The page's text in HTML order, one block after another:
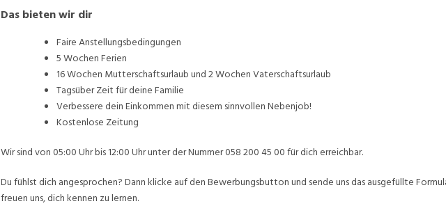
Das bieten wir dir
Faire Anstellungsbedingungen
5 Wochen Ferien
16 Wochen Mutterschaftsurlaub und 2 Wochen Vaterschaftsurlaub
Tagsüber Zeit für deine Familie
Verbessere dein Einkommen mit diesem sinnvollen Nebenjob!
Kostenlose Zeitung
Wir sind von 05:00 Uhr bis 12:00 Uhr unter der Nummer 058 200 45 00 für dich erreichbar.
Du fühlst dich angesprochen? Dann klicke auf den Bewerbungsbutton und sende uns das ausgefüllte
freuen uns, dich kennen zu lernen.